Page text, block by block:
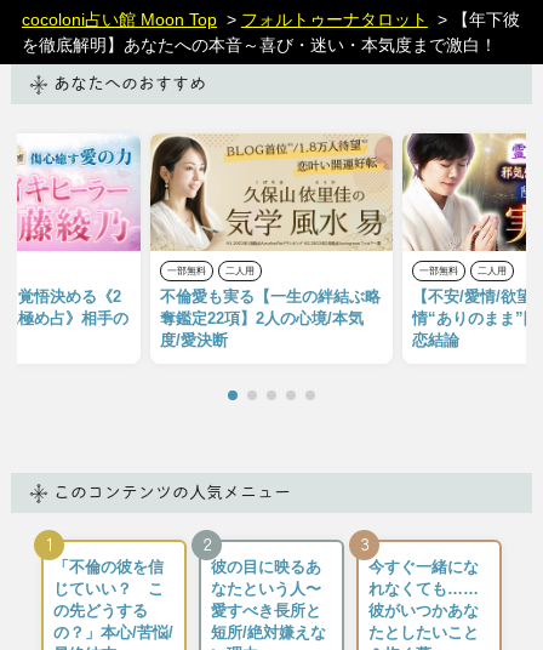
cocoloni占い館 Moon Top> フォルトゥーナタロット
> 【年下彼
を徹底解明】あなたへの本音～喜び・迷い・本気度まで激白！
あなたへのおすすめ
覚悟決める《2
極め占》相手の
一部無料 二人用
不倫愛も実る【一生の絆結ぶ略
奪鑑定22項】2人の心境/本気
度/愛決断
一部無料 二人用
【不安/愛情/欲望
情“ありのまま”
恋結論
このコンテンツの人気メニュー
1
「不倫の彼を信
じていい？ こ
の先どうする
の？」本心/苦悩/
2
彼の目に映るあ
なたという人〜
愛すべき長所と
短所/絶対嫌えな
3
今すぐ一緒にな
れなくても……
彼がいつかあな
たとしたいこと